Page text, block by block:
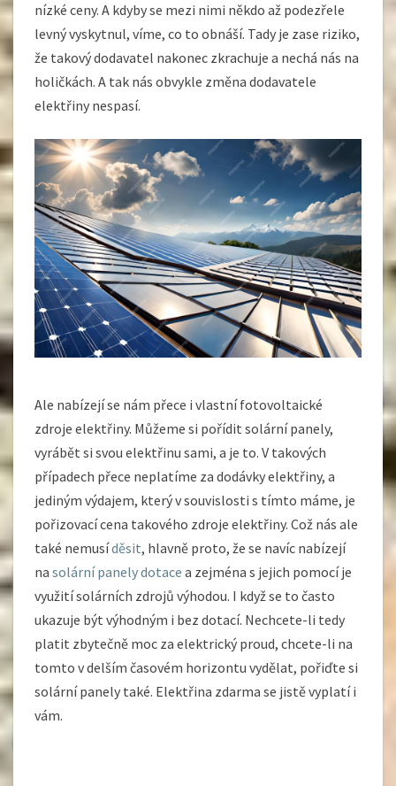
nízké ceny. A kdyby se mezi nimi někdo až podezřele
levný vyskytnul, víme, co to obnáší. Tady je zase riziko,
že takový dodavatel nakonec zkrachuje a nechá nás na
holičkách. A tak nás obvykle změna dodavatele
elektřiny nespasí.
Ale nabízejí se nám přece i vlastní fotovoltaické
zdroje elektřiny. Můžeme si pořídit solární panely,
vyrábět si svou elektřinu sami, a je to. V takových
případech přece neplatíme za dodávky elektřiny, a
jediným výdajem, který v souvislosti s tímto máme, je
pořizovací cena takového zdroje elektřiny. Což nás ale
také nemusíděsit, hlavně proto, že se navíc nabízejí
na solární panely dotace a zejména s jejich pomocí je
využití solárních zdrojů výhodou. I když se to často
ukazuje být výhodným i bez dotací. Nechcete-li tedy
platit zbytečně moc za elektrický proud, chcete-li na
tomto v delším časovém horizontu vydělat, pořiďte si
solární panely také. Elektřina zdarma se jistě vyplatí i
vám.